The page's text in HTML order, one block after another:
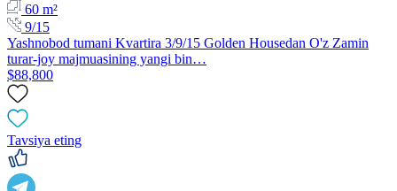
60 m²
9/15
Yashnobod tumani Kvartira 3/9/15 Golden Housedan O'z Zamin
turar-joy majmuasining yangi bin…
$88,800
Tavsiya eting